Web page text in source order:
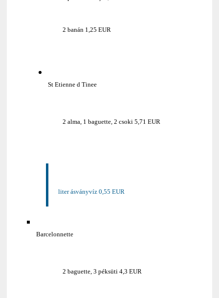
2 banán 1,25 EUR
St Etienne d Tinee
2 alma, 1 baguette, 2 csoki 5,71 EUR
liter ásványvíz 0,55 EUR
Barcelonnette
2 baguette, 3 péksüti 4,3 EUR